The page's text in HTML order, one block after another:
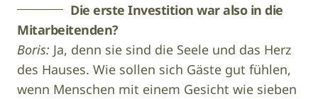
Die erste Investition war also in die
Mitarbeitenden?
Boris: Ja, denn sie sind die Seele und das Herz
des Hauses. Wie sollen sich Gäste gut fühlen,
wenn Menschen mit einem Gesicht wie sieben